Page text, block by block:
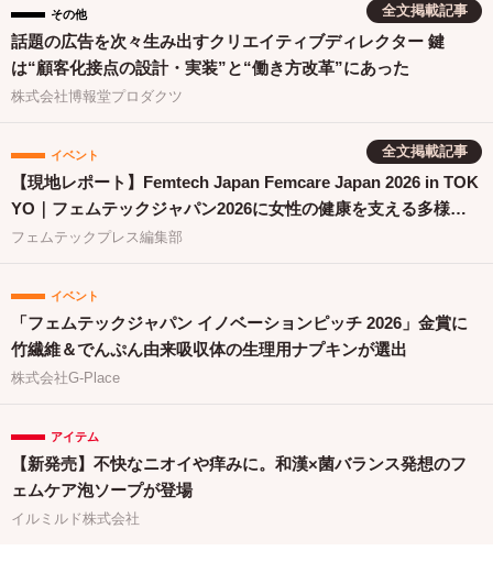
全文掲載記事
その他
話題の広告を次々生み出すクリエイティブディレクター 鍵
は“顧客化接点の設計・実装”と“働き方改革”にあった
株式会社博報堂プロダクツ
全文掲載記事
イベント
【現地レポート】Femtech Japan Femcare Japan 2026 in TOK
YO｜フェムテックジャパン2026に女性の健康を支える多様な
取り組みが集結
フェムテックプレス編集部
イベント
「フェムテックジャパン イノベーションピッチ 2026」金賞に
竹繊維＆でんぷん由来吸収体の生理用ナプキンが選出
株式会社G-Place
アイテム
【新発売】不快なニオイや痒みに。和漢×菌バランス発想のフ
ェムケア泡ソープが登場
イルミルド株式会社